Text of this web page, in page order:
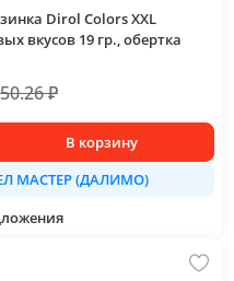
Dirol Colors XXL
вкусов 19 гр., обертка
50.26₽
В корзину
МАСТЕР (ДАЛИМО)